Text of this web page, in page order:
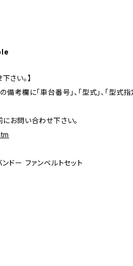
さい。】
考欄に「車台番号」、「型式」、「型式指
お問い合わせ下さい。
ドー ファンベルトセット